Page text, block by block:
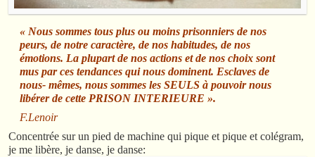
« Nous sommes tous plus ou moins prisonniers de nos
peurs, de notre caractère, de nos habitudes, de nos
émotions. La plupart de nos actions et de nos choix sont
mus par ces tendances qui nous dominent. Esclaves de
nous- mêmes, nous sommes les SEULS à pouvoir nous
libérer de cette PRISON INTERIEURE ».
F.Lenoir
Concentrée sur un pied de machine qui pique et pique et colégram,
je me libère, je danse, je danse: